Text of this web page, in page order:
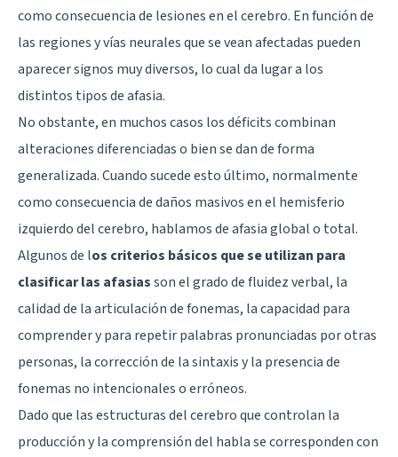
como consecuencia de lesiones en el cerebro. En función de
las regiones y vías neurales que se vean afectadas pueden
aparecer signos muy diversos, lo cual da lugar a los
distintos tipos de afasia.
No obstante, en muchos casos los déficits combinan
alteraciones diferenciadas o bien se dan de forma
generalizada. Cuando sucede esto último, normalmente
como consecuencia de daños masivos en el hemisferio
izquierdo del cerebro, hablamos de afasia global o total.
Algunos de los criterios básicos que se utilizan para
clasificar las afasiasson el grado de fluidez verbal, la
calidad de la articulación de fonemas, la capacidad para
comprender y para repetir palabras pronunciadas por otras
personas, la corrección de la sintaxis y la presencia de
fonemas no intencionales o erróneos.
Dado que lasestructuras del cerebroque controlan la
producción y la comprensión del habla se corresponden con